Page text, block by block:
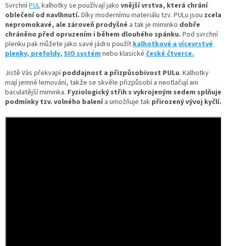
SvrchníPULkalhotky se používají jako vnější vrstva, která chrání
oblečení od navlhnutí. Díkymodernímu materiálu tzv. PULu jsou zcela
nepromokavé, ale zároveň prodyšné a tak je miminko dobře
chráněno před opruzením i během dlouhého spánku. Pod svrchní
plenku pak můžete jako savé jádro použítkalhotkové avícevrstvé
plenky,prefoldy, SIO systémnebo klasické české čtverce.
Jistě Vás překvapípoddajnost a přizpůsobivost PULu. Kalhotky
mají jemné lemování, takže se skvěle přizpůsobí a neotlačují ani
baculatější miminka. Fyziologický střih s vykrojeným sedem splňuje
podmínky tzv. volného balenía umožňuje tak přirozený vývoj kyčlí.